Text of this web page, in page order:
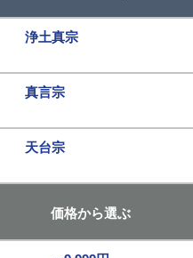
浄土真宗
真言宗
天台宗
価格から選ぶ